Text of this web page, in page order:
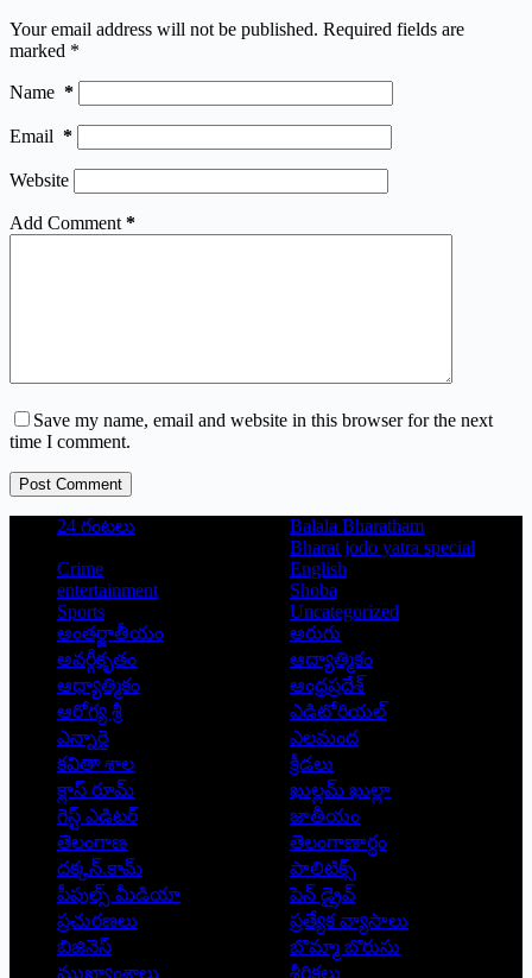
Your email address will not be published. Required fields are
marked *
Name *
Email *
Website
Add Comment *
Save my name, email and website in this browser for the next
time I comment.
Post Comment
24 గంటలు
Balala Bharatham
Bharat jodo yatra special
Crime
English
entertainment
Shoba
Sports
Uncategorized
అంతర్జాతీయం
అరుగు
అవర్గీకృతం
ఆద్యాత్మికం
ఆధ్యాత్మికం
ఆంధ్రప్రదేశ్
ఆరోగ్య శ్రీ
ఎడిటోరియల్
ఎన్నారై
ఎలమంద
కవితా శాల
క్రీడలు
క్లాస్ రూమ్
ఖుల్లమ్ ఖుల్లా
గెస్ట్ ఎడిటర్
జాతీయం
తెలంగాణ
తెలంగాణార్థం
దక్కన్.కామ్
పాలిటిక్స్
పీపుల్స్ ‌మీడియా
పెన్ డ్రైవ్
ప్రచురణలు
ప్రత్యేక వ్యాసాలు
బిజినెస్
బొమ్మా బొరుసు
ముఖ్యాంశాలు
శీర్షికలు